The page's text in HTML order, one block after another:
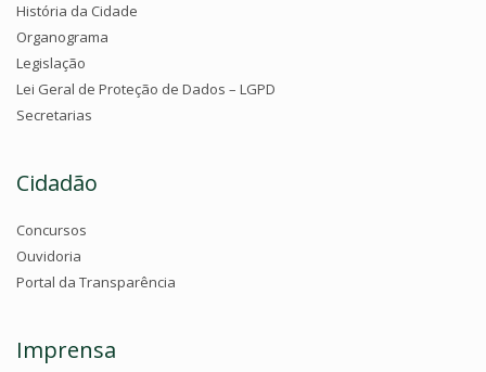
História da Cidade
Organograma
Legislação
Lei Geral de Proteção de Dados – LGPD
Secretarias
Cidadão
Concursos
Ouvidoria
Portal da Transparência
Imprensa